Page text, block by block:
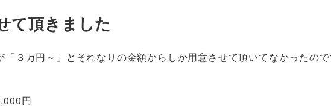
て頂きました
３万円～」とそれなりの金額からしか用意させて頂いてなかったの
円